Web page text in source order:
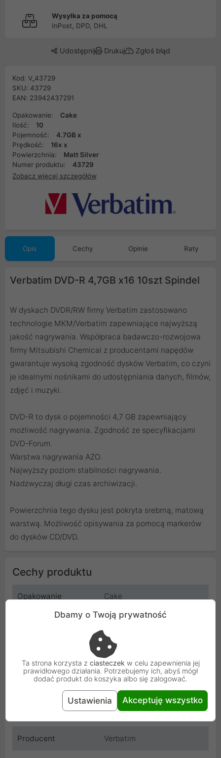
Wysyłka za pomocą
InPost, DPD, DHL
Udostępnij Drukuj Zgłoś błąd
Kod: V_43729
SKU: 43729
EAN: 23942437291
Opakowanie:
Cake
Ilość:
10
Pojemność:
4.7GB x
Prędkość:
16x x
Powierzchnia:
Matt Silver
Numer produktu:
43729
Zobacz więcej szczegółów
Opis Cechy Opinie Raty
Verbatim DVD-R 4,7GB x16 10szt Spindel
W dyskach DVDR/RW firmy Verbatim zastosowano
technologie MKM/Verbatim zapewniające najwyższą
jakość nagrywania. Współpraca badawczo-rozwojowa
firmy Mitsubishi Chemical z producentami napędów
gwarantuje wysoką zgodność dysków Verbatim, co czyni
je idealnymi nośnikami do udostępniania danych, filmów,
zdjęć i muzyki.
DVD-R to dysk o pojemności 4,7 GB zapewniający
możliwość nagrywania. Zgodność ze specyfikacjami
DVD-Forum.
Warstwa nagrywania AZO.
Najwyższy poziom stabilności nagrywania.
Nadzwyczaj długi czas archiwizacji.
Powierzchnia tego dysku jest pokryta srebrną, matową
warstwą. Możliwość opisywania za pomocą markerów
do dysków CD/DVD.
Cechy produktu
Opakowanie Cake
10
4.7GB x
Prędkość 16x x
Powierzchnia Matt Silver
Producent Verbatim
Dbamy o Twoją prywatność
Ta strona korzysta z ciasteczek w celu zapewnienia jej
prawidłowego działania. Potrzebujemy ich, abyś mógł
dodać produkt do koszyka albo się zalogować.
Ustawienia Akceptuję wszystko